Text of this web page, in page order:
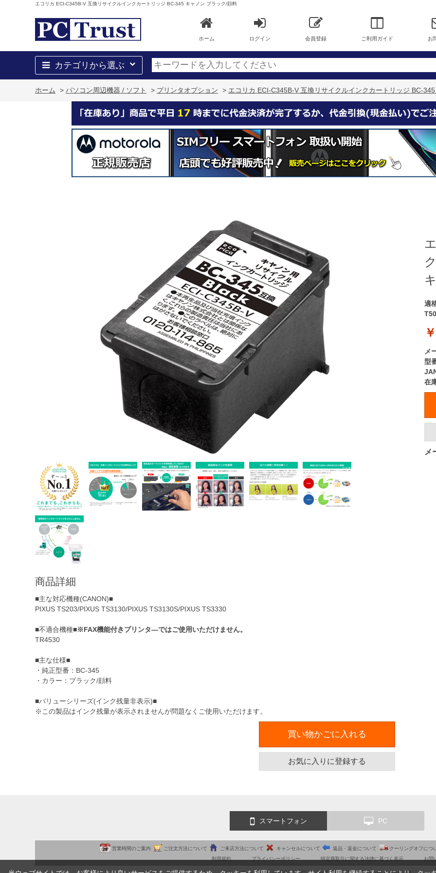
エコリカ ECI-C345B-V 互換リサイクルインクカートリッジ BC-345 キャノン ブラック/顔料
ホーム ログイン 会員登録 ご利用ガイド お
カテゴリから選ぶ
ホーム > パソコン周辺機器 / ソフト > プリンタオプション > エコリカ ECI-C345B-V 互換リサイクルインクカートリッジ BC-
商品詳細
■主な対応機種(CANON)■
PIXUS TS203/PIXUS TS3130/PIXUS TS3130S/PIXUS TS3330
■不適合機種■※FAX機能付きプリンタ―ではご使用いただけません。
TR4530
■主な仕様■
・純正型番：BC-345
・カラー：ブラック/顔料
■バリューシリーズ(インク残量非表示)■
※この製品はインク残量が表示されませんが問題なくご使用いただけます。
適
型
在
メ
メ
買い物かごに入れる
お気に入りに登録する
スマートフォン PC
営業時間のご案内 ご注文方法について ご来店方法について キャンセルについて 返品・返金について クーリングオフにつ
利用規約
プライバシーポリシー 特定商取引に関する法律に基づく表示 お問